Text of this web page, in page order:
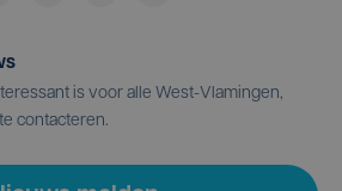
is voor alle West-Vlamingen,
contacteren.